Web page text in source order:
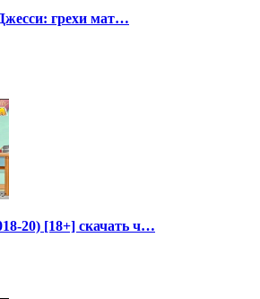
грехи мат…
20) [18+] скачать ч…